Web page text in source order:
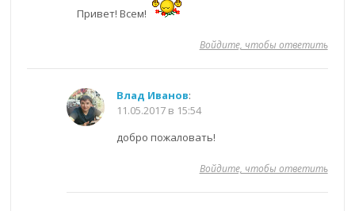
Привет! Всем!
Войдите, чтобы ответить
Влад Иванов:
11.05.2017 в 15:54
добро пожаловать!
Войдите, чтобы ответить